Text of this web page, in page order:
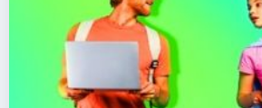
Sport- und Eventmanagement
Wirtschaftspsychologie